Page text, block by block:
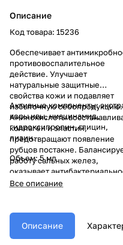
Описание
Код товара: 15236
Обеспечивает
противовоспалительное
действие. Улучшает
натуральные защитные
свойства кожи и подавляет
избыточную себопродукцию.
Аминокислоты
коллаген и эластин,
предотвращают появление
рубцов постакне.
работу сальных желез,
оказывает
восстанавливающее действие.
Активные компоненты:
коры ивы, ниацинамид,
гидроксипролин, глицин,
лизин.
Объем: 5 мл
Все описание
Описание